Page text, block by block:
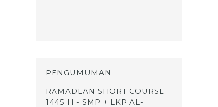
PENGUMUMAN
RAMADLAN SHORT COURSE
1445 H - SMP + LKP AL-